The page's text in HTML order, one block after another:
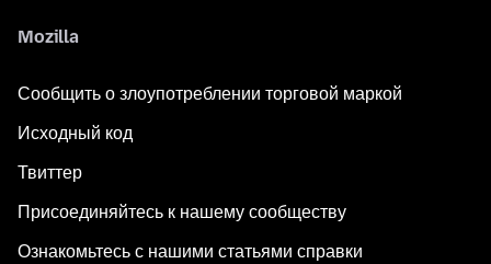
Mozilla
Сообщить о злоупотреблении торговой маркой
Исходный код
Твиттер
Присоединяйтесь к нашему сообществу
Ознакомьтесь с нашими статьями справки